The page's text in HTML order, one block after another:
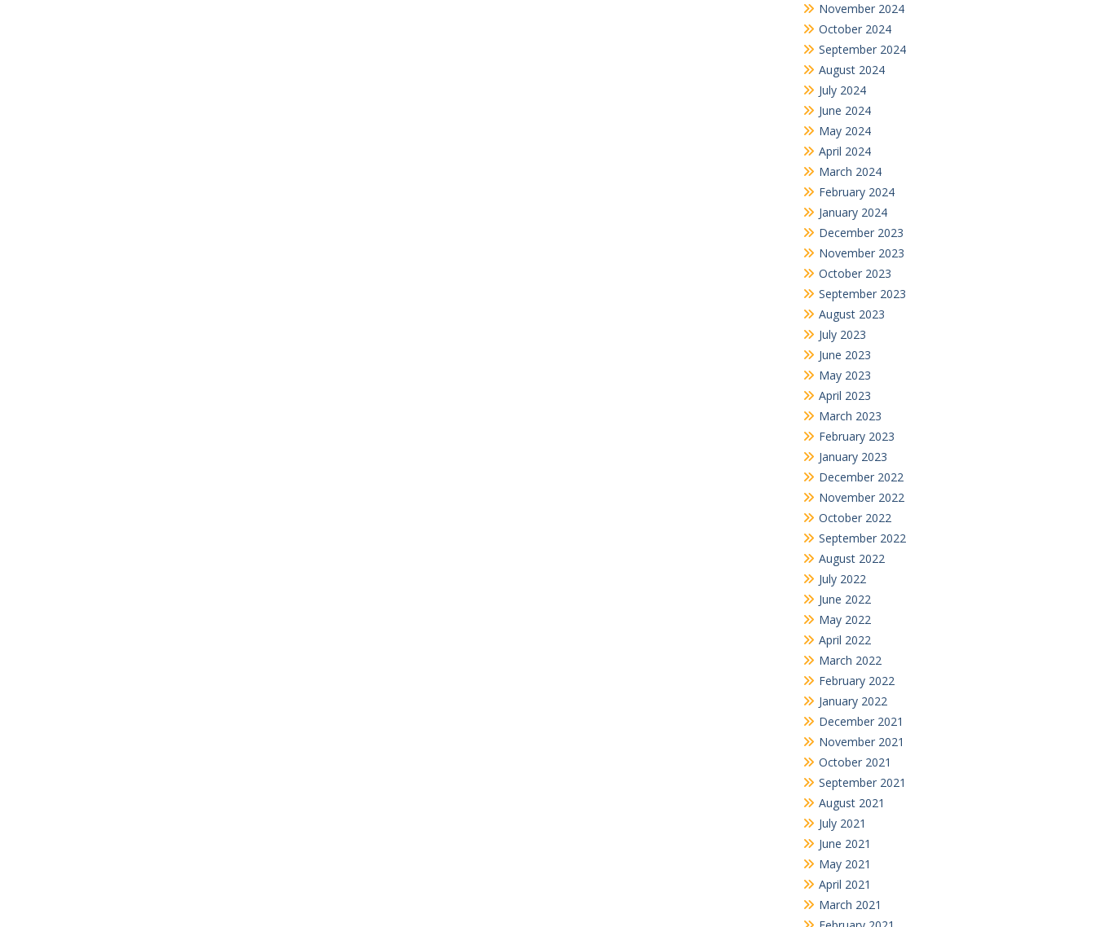
November 2024
October 2024
September 2024
August 2024
July 2024
June 2024
May 2024
April 2024
March 2024
February 2024
January 2024
December 2023
November 2023
October 2023
September 2023
August 2023
July 2023
June 2023
May 2023
April 2023
March 2023
February 2023
January 2023
December 2022
November 2022
October 2022
September 2022
August 2022
July 2022
June 2022
May 2022
April 2022
March 2022
February 2022
January 2022
December 2021
November 2021
October 2021
September 2021
August 2021
July 2021
June 2021
May 2021
April 2021
March 2021